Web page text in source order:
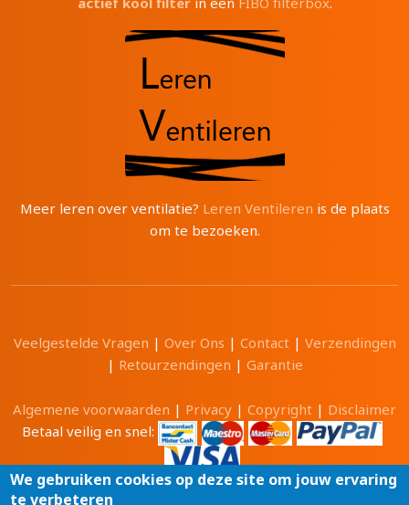
Meer leren over ventilatie? Leren Ventileren is de plaats
om te bezoeken.
Veelgestelde Vragen | Over Ons | Contact| Verzendingen
| Retourzendingen | Garantie
Algemene voorwaarden | Privacy | Copyright | Disclaimer
Betaal veilig en snel:
We gebruiken cookies op deze site om jouw ervaring
te verbeteren